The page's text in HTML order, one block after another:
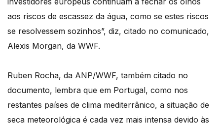
aos riscos de escassez da água, como se estes riscos
se resolvessem sozinhos”, diz, citado no comunicado,
Alexis Morgan, da WWF.
Ruben Rocha, da ANP/WWF, também citado no
documento, lembra que em Portugal, como nos
restantes países de clima mediterrânico, a situação de
seca meteorológica é cada vez mais intensa devido às